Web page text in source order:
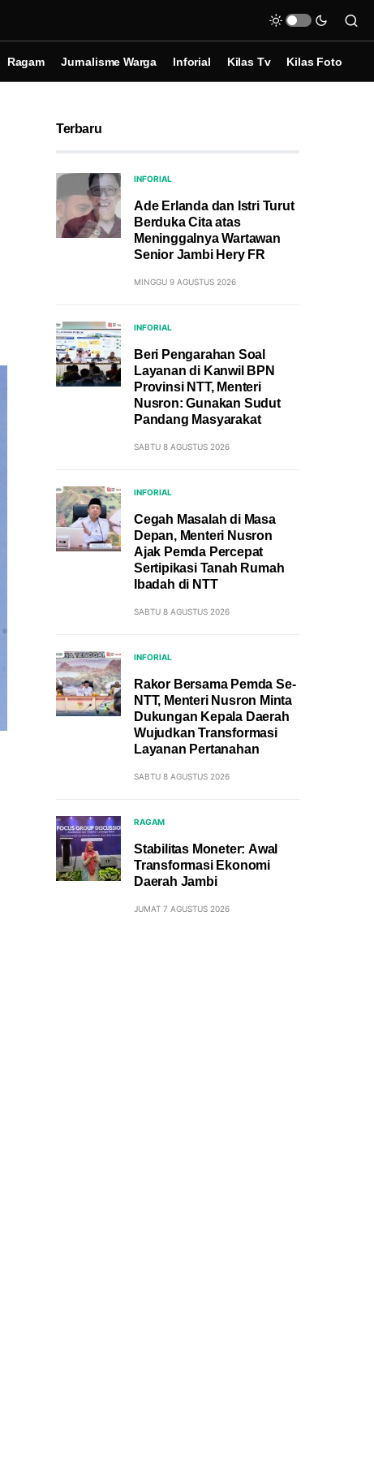
Ragam Jurnalisme Warga Inforial Kilas Tv Kilas Foto
Terbaru
INFORIAL
Ade Erlanda dan Istri Turut
Berduka Cita atas
Meninggalnya Wartawan
Senior Jambi Hery FR
MINGGU 9 AGUSTUS 2026
INFORIAL
Beri Pengarahan Soal
Layanan di Kanwil BPN
Provinsi NTT, Menteri
Nusron: Gunakan Sudut
Pandang Masyarakat
SABTU 8 AGUSTUS 2026
INFORIAL
Cegah Masalah di Masa
Depan, Menteri Nusron
Ajak Pemda Percepat
Sertipikasi Tanah Rumah
Ibadah di NTT
SABTU 8 AGUSTUS 2026
INFORIAL
Rakor Bersama Pemda Se-
NTT, Menteri Nusron Minta
Dukungan Kepala Daerah
Wujudkan Transformasi
Layanan Pertanahan
SABTU 8 AGUSTUS 2026
RAGAM
Stabilitas Moneter: Awal
Transformasi Ekonomi
Daerah Jambi
JUMAT 7 AGUSTUS 2026